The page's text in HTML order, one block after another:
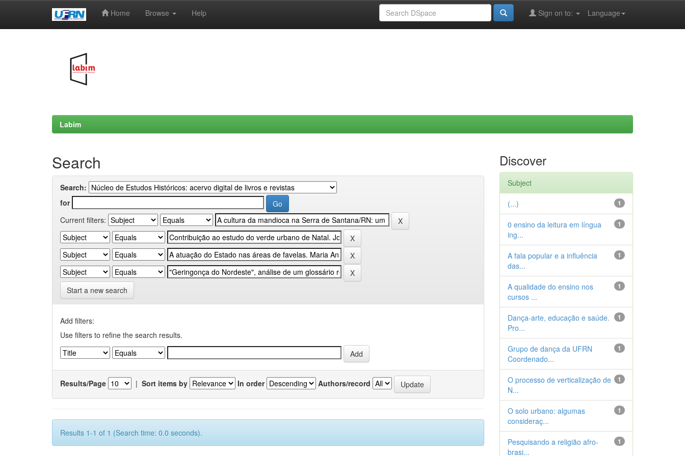
Home Browse Help Language
Sign on to:
Labim
Search
Search:
for
Current filters:
Start a new search
Add filters:
Use filters to refine the search results.
Results/Page | Sort items by In order Authors/record
Results 1-1 of 1 (Search time: 0.0 seconds).
Discover
Subject
1
(...)
1
0 ensino da leitura em língua
ing...
1
A fala popular e a influência
das...
1
A qualidade do ensino nos
cursos ...
1
Dança-arte, educação e saúde.
Pro...
1
Grupo de dança da UFRN
Coordenado...
1
O processo de verticalização de
N...
1
O solo urbano: algumas
consideraç...
1
Pesquisando a religião afro-
brasi...